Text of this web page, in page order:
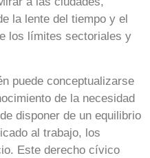
la lente del tiempo y el
los límites sectoriales y
puede conceptualizarse
de la necesidad
disponer de un equilibrio
al trabajo, los
Este derecho cívico